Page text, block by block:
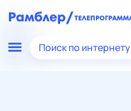
Поиск по интернету